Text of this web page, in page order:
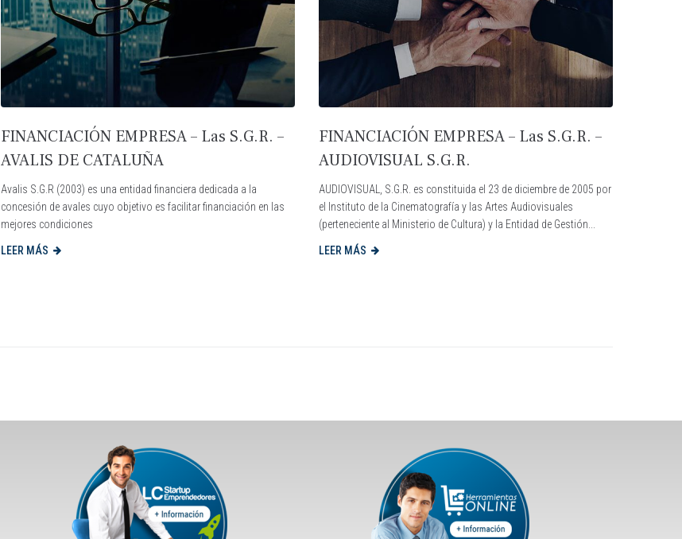
FINANCIACIÓN EMPRESA – Las S.G.R. –
AVALIS DE CATALUÑA
Avalis S.G.R (2003) es una entidad financiera dedicada a la
concesión de avales cuyo objetivo es facilitar financiación en las
mejores condiciones
LEER MÁS
FINANCIACIÓN EMPRESA – Las S.G.R. –
AUDIOVISUAL S.G.R.
AUDIOVISUAL, S.G.R. es constituida el 23 de diciembre de 2005 por
el Instituto de la Cinematografía y las Artes Audiovisuales
(perteneciente al Ministerio de Cultura) y la Entidad de Gestión...
LEER MÁS